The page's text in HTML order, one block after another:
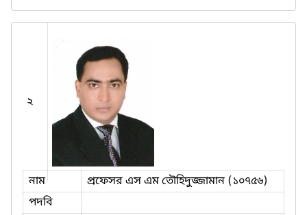
২
নাম
প্রফেসর এস এম তৌহিদুজ্জামান (১০৭৫৬)
পদবি